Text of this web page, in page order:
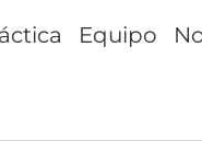
Equipo